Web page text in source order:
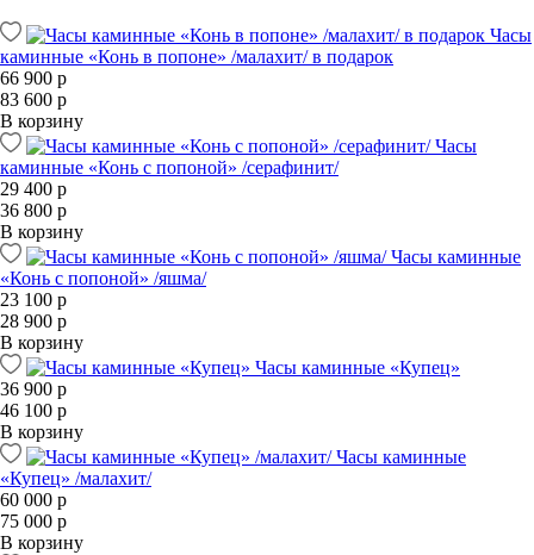
Часы
каминные «Конь в попоне» /малахит/ в подарок
66 900 р
83 600 р
В корзину
Часы
каминные «Конь с попоной» /серафинит/
29 400 р
36 800 р
В корзину
Часы каминные
«Конь с попоной» /яшма/
23 100 р
28 900 р
В корзину
Часы каминные «Купец»
36 900 р
46 100 р
В корзину
Часы каминные
«Купец» /малахит/
60 000 р
75 000 р
В корзину